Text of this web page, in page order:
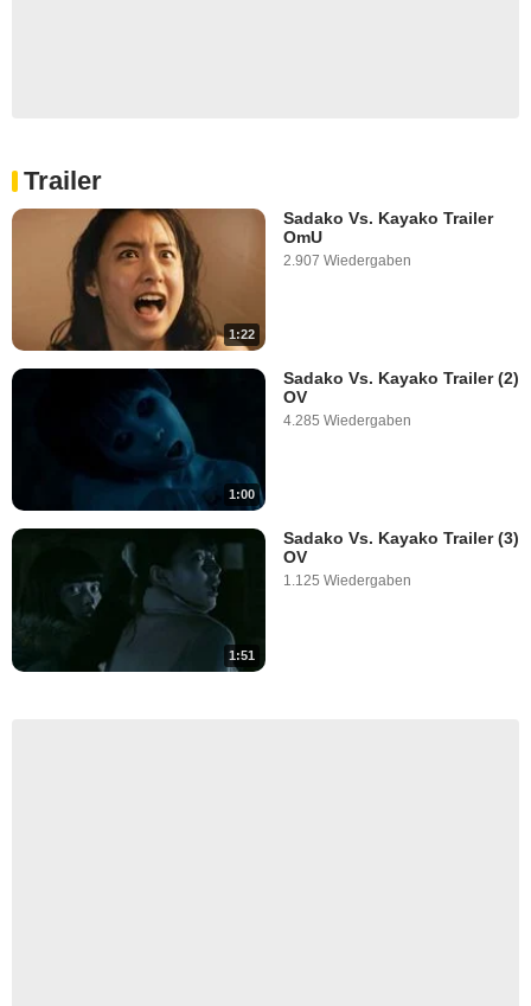
Trailer
1:22
Sadako Vs. Kayako Trailer
OmU
2.907 Wiedergaben
1:00
Sadako Vs. Kayako Trailer (2)
OV
4.285 Wiedergaben
1:51
Sadako Vs. Kayako Trailer (3)
OV
1.125 Wiedergaben